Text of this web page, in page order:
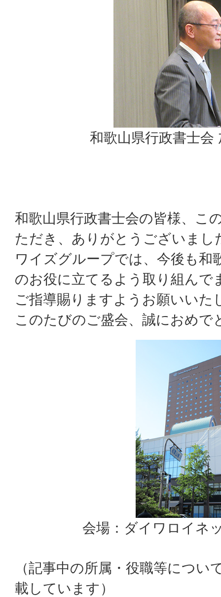
和歌山県行政書士会
和歌山県行政書士会の皆様、こ
ただき、ありがとうございまし
ワイズグループでは、今後も和
のお役に立てるよう取り組んで
ご指導賜りますようお願いいた
このたびのご盛会、誠におめで
会場：ダイワロイネ
（記事中の所属・役職等につい
載しています）